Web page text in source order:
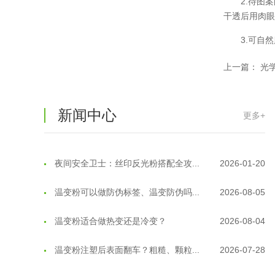
干透后用肉
3.可自
上一篇：光
新闻中心 更多+
2026-07-17
2026-07-10
2026-07-09
温变粉耐温真相：注塑"高温炼...